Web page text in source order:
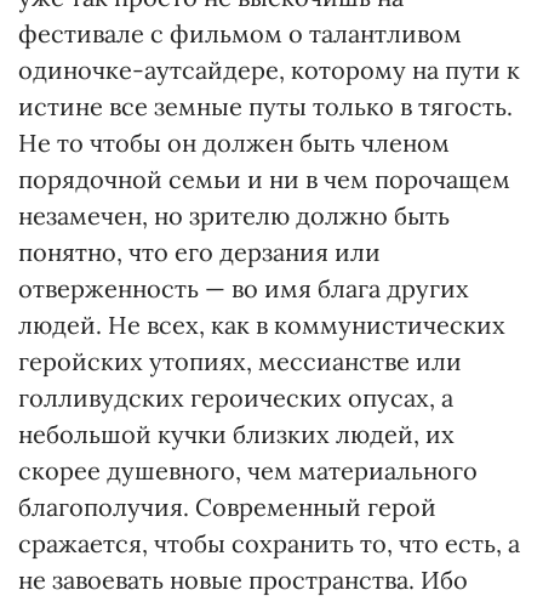
фестивале с фильмом о талантливом
одиночке-аутсайдере, которому на пути к
истине все земные путы только в тягость.
Не то чтобы он должен быть членом
порядочной семьи и ни в чем порочащем
незамечен, но зрителю должно быть
понятно, что его дерзания или
отверженность — во имя блага других
людей. Не всех, как в коммунистических
геройских утопиях, мессианстве или
голливудских героических опусах, а
небольшой кучки близких людей, их
скорее душевного, чем материального
благополучия. Современный герой
сражается, чтобы сохранить то, что есть, а
не завоевать новые пространства. Ибо